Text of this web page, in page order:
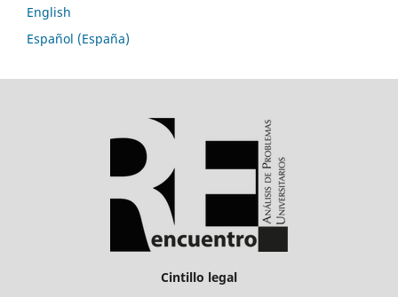
English
Español (España)
Cintillo legal